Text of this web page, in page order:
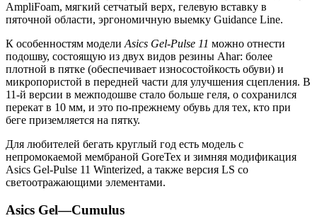
AmpliFoam, мягкий сетчатый верх, гелевую вставку в
пяточной области, эргономичную выемку Guidance Line.
К особенностям модели Asics Gel-Pulse 11 можно отнести
подошву, состоящую из двух видов резины Ahar: более
плотной в пятке (обеспечивает износостойкость обуви) и
микропористой в передней части для улучшения сцепления. В
11-й версии в межподошве стало больше геля, о сохранился
перекат в 10 мм, и это по-прежнему обувь для тех, кто при
беге приземляется на пятку.
Для любителей бегать круглый год есть модель с
непромокаемой мембраной GoreTex и зимняя модификация
Asics Gel-Pulse 11 Winterized, а также версия LS со
светоотражающими элементами.
Asics Gel—Cumulus